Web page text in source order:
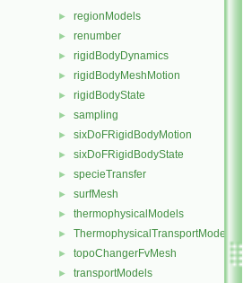
► regionModels
► renumber
► rigidBodyDynamics
► rigidBodyMeshMotion
► rigidBodyState
► sampling
► sixDoFRigidBodyMotion
► sixDoFRigidBodyState
► specieTransfer
► surfMesh
► thermophysicalModels
► ThermophysicalTransportModels
► topoChangerFvMesh
► transportModels